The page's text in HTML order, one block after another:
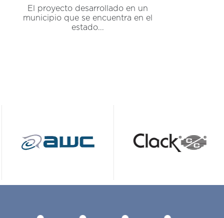
El proyecto desarrollado en un
municipio que se encuentra en el
estado...